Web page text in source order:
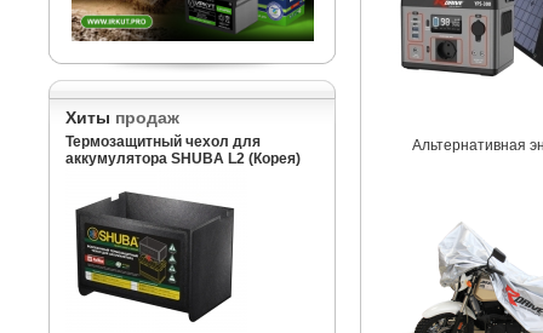
Хиты продаж
Термозащитный чехол для
аккумулятора SHUBA L2 (Корея)
Альтернативная